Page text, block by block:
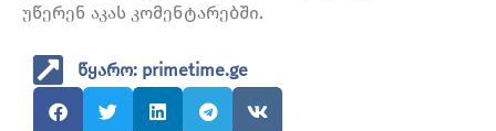
უწერენ აკას კომენტარებში.
წყარო: primetime.ge